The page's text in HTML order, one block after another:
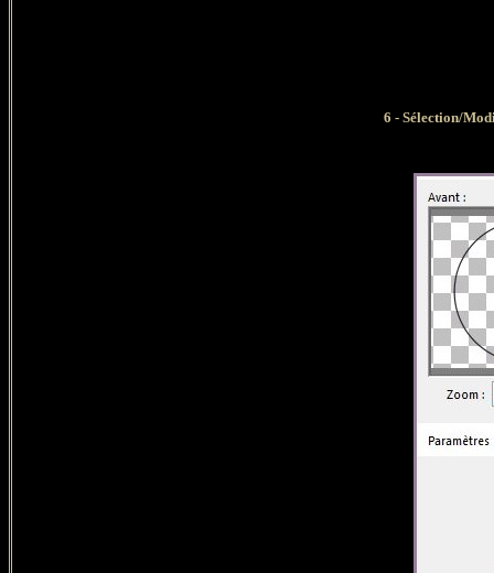
6 - Sélection/